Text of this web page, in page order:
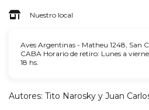
Nuestro local
Aves Argentinas - Matheu 1248, San
CABA Horario de retiro: Lunes a
18 hs.
Autores: Tito Narosky y Juan